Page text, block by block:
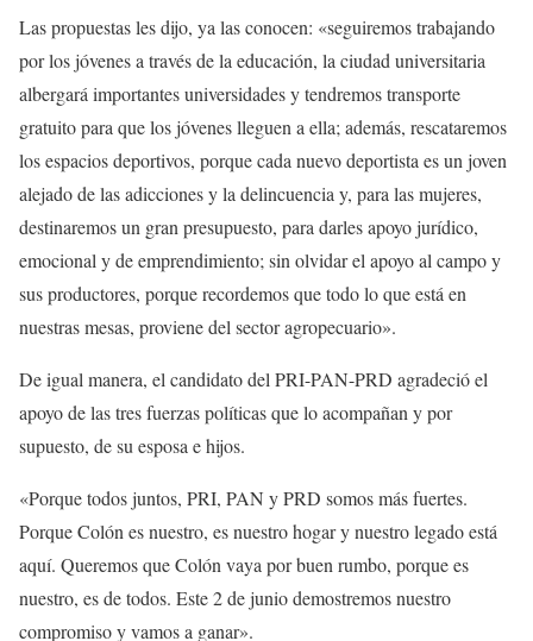
Las propuestas les dijo, ya las conocen: «seguiremos trabajando
por los jóvenes a través de la educación, la ciudad universitaria
albergará importantes universidades y tendremos transporte
gratuito para que los jóvenes lleguen a ella; además, rescataremos
los espacios deportivos, porque cada nuevo deportista es un joven
alejado de las adicciones y la delincuencia y, para las mujeres,
destinaremos un gran presupuesto, para darles apoyo jurídico,
emocional y de emprendimiento; sin olvidar el apoyo al campo y
sus productores, porque recordemos que todo lo que está en
nuestras mesas, proviene del sector agropecuario».
De igual manera, el candidato del PRI-PAN-PRD agradeció el
apoyo de las tres fuerzas políticas que lo acompañan y por
supuesto, de su esposa e hijos.
«Porque todos juntos, PRI, PAN y PRD somos más fuertes.
Porque Colón es nuestro, es nuestro hogar y nuestro legado está
aquí. Queremos que Colón vaya por buen rumbo, porque es
nuestro, es de todos. Este 2 de junio demostremos nuestro
compromiso y vamos a ganar».